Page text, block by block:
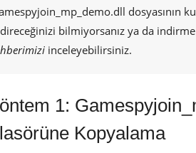
dosyasının
bilmiyorsanız ya da indirme
inceleyebilirsiniz.
1:
Kopyalama